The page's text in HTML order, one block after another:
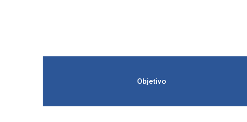
Objetivo